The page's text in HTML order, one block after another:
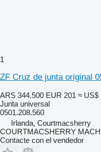
1
ZF Cruz de junta original
ARS 344.500 EUR 201 ≈ US$
Junta universal
0501.208.560
Irlanda, Courtmacsherry
COURTMACSHERRY
Contacte con el vendedor